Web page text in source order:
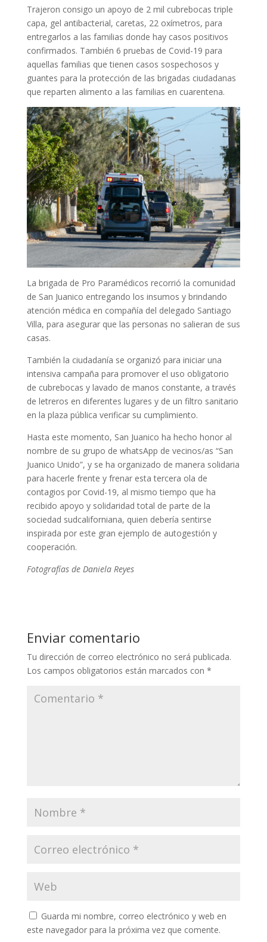
Trajeron consigo un apoyo de 2 mil cubrebocas triple
capa, gel antibacterial, caretas, 22 oxímetros, para
entregarlos a las familias donde hay casos positivos
confirmados. También 6 pruebas de Covid-19 para
aquellas familias que tienen casos sospechosos y
guantes para la protección de las brigadas ciudadanas
que reparten alimento a las familias en cuarentena.
La brigada de Pro Paramédicos recorrió la comunidad
de San Juanico entregando los insumos y brindando
atención médica en compañía del delegado Santiago
Villa, para asegurar que las personas no salieran de sus
casas.
También la ciudadanía se organizó para iniciar una
intensiva campaña para promover el uso obligatorio
de cubrebocas y lavado de manos constante, a través
de letreros en diferentes lugares y de un filtro sanitario
en la plaza pública verificar su cumplimiento.
Hasta este momento, San Juanico ha hecho honor al
nombre de su grupo de whatsApp de vecinos/as “San
Juanico Unido”, y se ha organizado de manera solidaria
para hacerle frente y frenar esta tercera ola de
contagios por Covid-19, al mismo tiempo que ha
recibido apoyo y solidaridad total de parte de la
sociedad sudcaliforniana, quien debería sentirse
inspirada por este gran ejemplo de autogestión y
cooperación.
Fotografías de Daniela Reyes
Enviar comentario
Tu dirección de correo electrónico no será publicada.
Los campos obligatorios están marcados con *
Guarda mi nombre, correo electrónico y web en
este navegador para la próxima vez que comente.